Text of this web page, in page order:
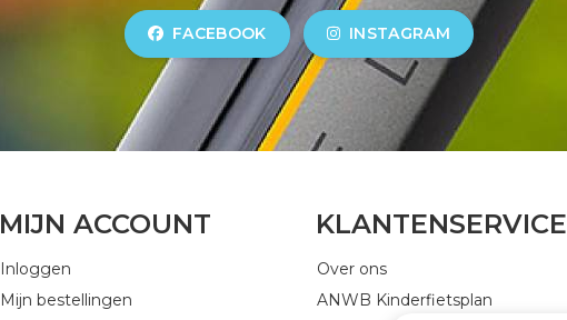
FACEBOOK INSTAGRAM
MIJN ACCOUNT
Inloggen
Mijn bestellingen
KLANTENSERVICE
Over ons
ANWB Kinderfietsplan